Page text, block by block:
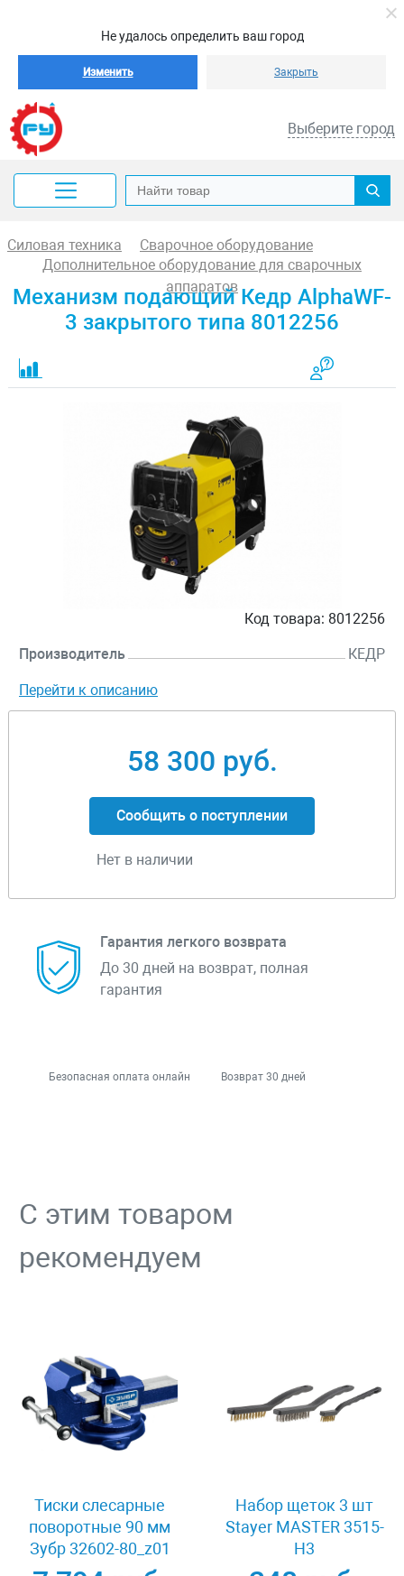
Не удалось определить ваш город
Изменить Закрыть
Выберите город
Силовая техника
Сварочное оборудование
Дополнительное оборудование для сварочных
аппаратов
Механизм подающий Кедр AlphaWF-
3 закрытого типа 8012256
Код товара: 8012256
Производитель КЕДР
Перейти к описанию
58 300 руб.
Сообщить о поступлении
Нет в наличии
Гарантия легкого возврата
До 30 дней на возврат, полная
гарантия
Безопасная оплата онлайн Возврат 30 дней
С этим товаром
рекомендуем
Тиски слесарные
поворотные 90 мм
Зубр 32602-80_z01
Набор щеток 3 шт
Stayer MASTER 3515-
H3